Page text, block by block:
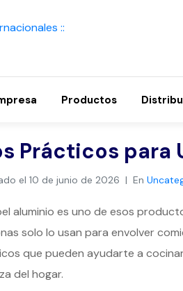
Productos
Prácticos para
el 10 de junio de 2026 En
aluminio es uno de esos
solo lo usan para envolver
que pueden ayudarte a
del hogar.